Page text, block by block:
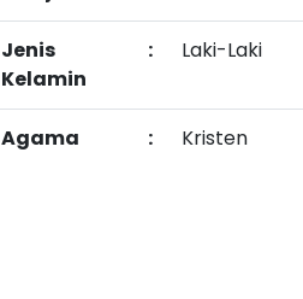
Jenis
Kelamin
: Laki-Laki
Agama : Kristen